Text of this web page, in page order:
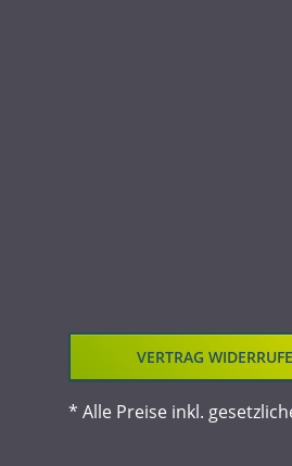
VERTRAG
* Alle Preise inkl.